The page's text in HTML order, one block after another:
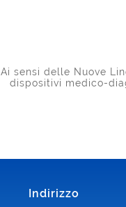
Ai sensi delle Nuove
dispositivi medico-
Indirizzo